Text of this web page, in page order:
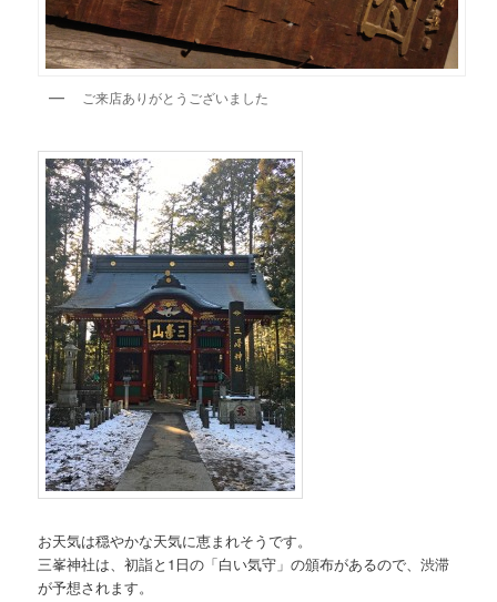
ご来店ありがとうございました
お天気は穏やかな天気に恵まれそうです。
三峯神社は、初詣と1日の「白い気守」の頒布があるので、渋滞
が予想されます。